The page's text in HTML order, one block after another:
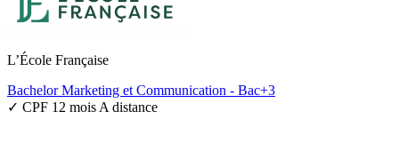
L’École Française
Bachelor Marketing et Communication - Bac+3
✓ CPF 12 moisA distance